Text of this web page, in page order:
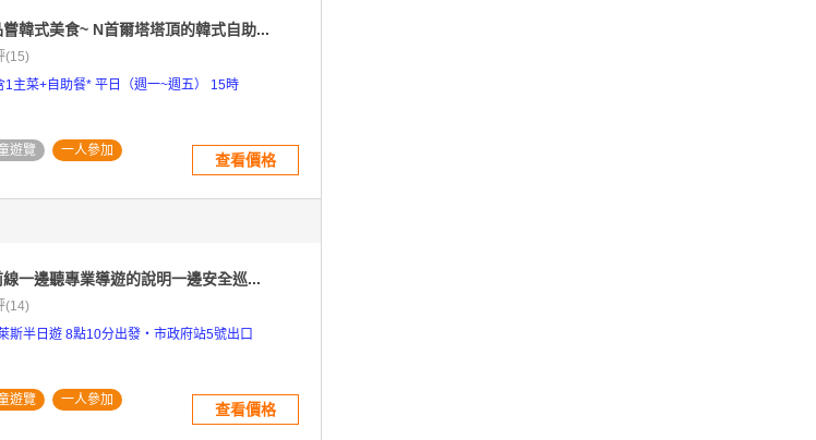
韓式美食~ N首爾塔塔頂的韓式自助...
(15)
主菜+自助餐* 平日（週一~週五） 15時
遊覽 一人參加
查看價格
一邊聽專業導遊的說明一邊安全巡...
(14)
斯半日遊 8點10分出發・市政府站5號出口
遊覽 一人參加
查看價格